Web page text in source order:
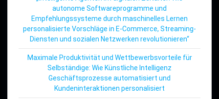
autonome Softwareprogramme und
Empfehlungssysteme durch maschinelles Lernen
personalisierte Vorschläge in E-Commerce, Streaming-
Diensten und sozialen Netzwerken revolutionieren“
Maximale Produktivität und Wettbewerbsvorteile für
Selbständige: Wie Künstliche Intelligenz
Geschäftsprozesse automatisiert und
Kundeninteraktionen personalisiert